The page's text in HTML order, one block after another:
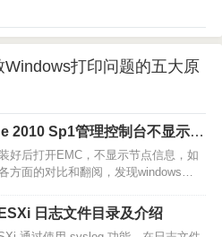
打印问题的五大原
2010 Sp1管理控制台不显示管
好后打开EMC，不显示节点信息，如
方面的对比和翻阅，发现windows
不一致，这个时候，就需要通过其他
了。将一下文件，保存为BAT文
日志文件目录及介绍